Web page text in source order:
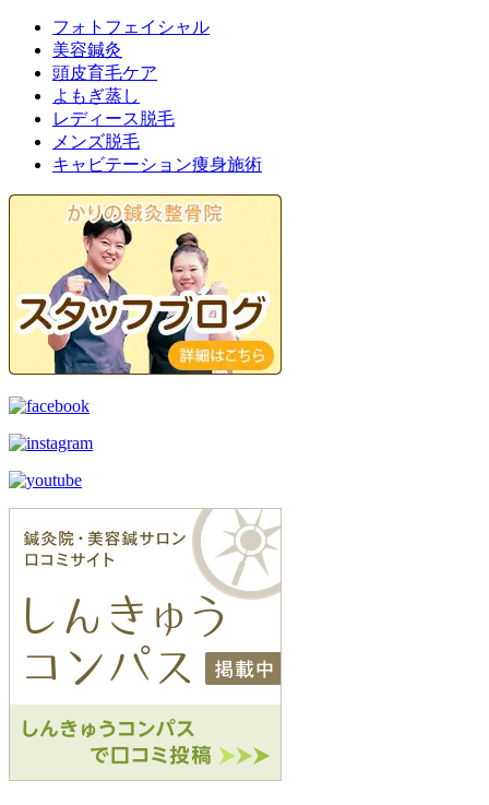
フォトフェイシャル
美容鍼灸
頭皮育毛ケア
よもぎ蒸し
レディース脱毛
メンズ脱毛
キャビテーション痩身施術